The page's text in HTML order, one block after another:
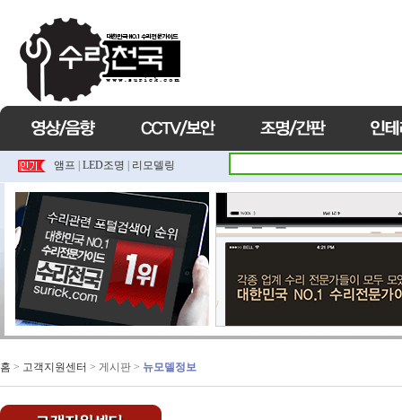
앰프 LED조명 리모델링
홈 > 고객지원센터 > 게시판 > 뉴모델정보